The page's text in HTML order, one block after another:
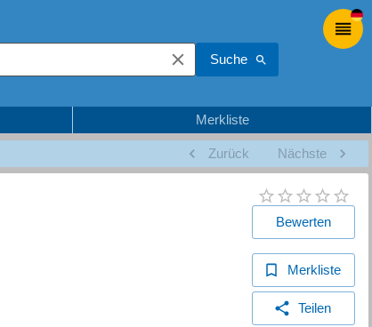
Suche
Merkliste
Zurück Nächste
Bewerten
Merkliste
Teilen